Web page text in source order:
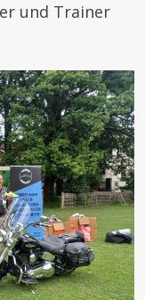
und Trainer